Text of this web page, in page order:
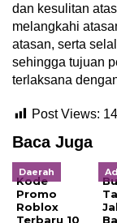
dan kesulitan
melangkahi
atasan, serta
sehingga tujuan
terlaksana
Post Views:
Baca Juga
Daerah
Kode
Promo
Roblox
Terbaru 10